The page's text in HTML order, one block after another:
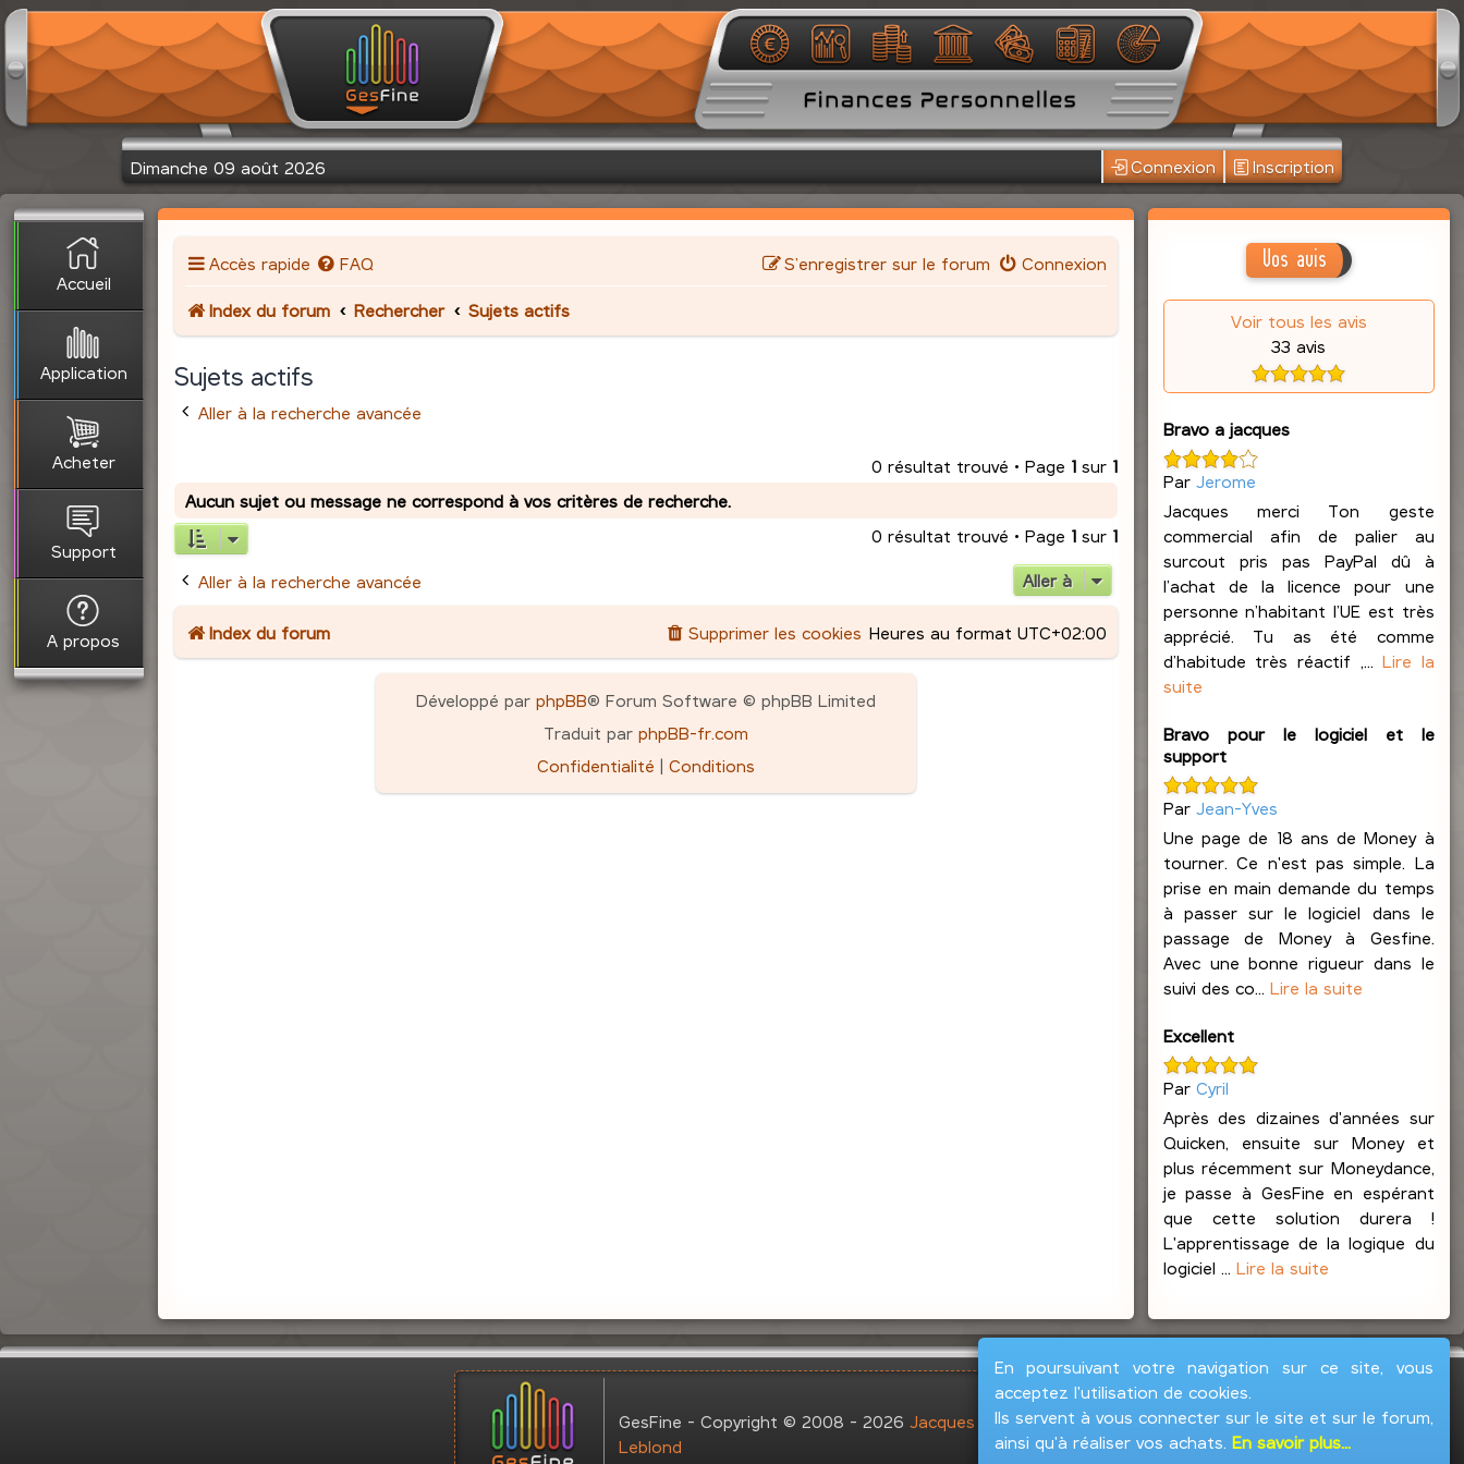
Dimanche 09 août 2026 Connexion Inscription
Accueil
Application
Acheter
Support
A propos
Accès rapide FAQ Connexion
S’enregistrer sur le forum
Index du forum Rechercher Sujets actifs
Sujets actifs
Aller à la recherche avancée
0 résultat trouvé • Page 1sur 1
Aucun sujet ou message ne correspond à vos critères de recherche.
0 résultat trouvé • Page 1sur 1
Aller à la recherche avancée Aller à
Index du forum Heures au format UTC+02:00
Supprimer les cookies
Développé par phpBB® Forum Software © phpBB Limited
Traduit par phpBB-fr.com
Confidentialité | Conditions
Vos avis
Voir tous les avis
33 avis
Bravo a jacques
Par Jerome
Jacques merci Ton geste
commercial afin de palier au
surcout pris pas PayPal dû à
l’achat de la licence pour une
personne n’habitant l’UE est très
apprécié. Tu as été comme
d’habitude très réactif ,...Lire la
suite
Bravo pour le logiciel et le
support
Par Jean-Yves
Une page de 18 ans de Money à
tourner. Ce n'est pas simple. La
prise en main demande du temps
à passer sur le logiciel dans le
passage de Money à Gesfine.
Avec une bonne rigueur dans le
suivi des co... Lire la suite
Excellent
Par Cyril
Après des dizaines d'années sur
Quicken, ensuite sur Money et
plus récemment sur Moneydance,
je passe à GesFine en espérant
que cette solution durera !
L'apprentissage de la logique du
logiciel ... Lire la suite
En poursuivant votre navigation sur ce site, vous
acceptez l'utilisation de cookies.
Ils servent à vous connecter sur le site et sur le forum,
ainsi qu'à réaliser vos achats. En savoir plus...
GesFine - Copyright © 2008 - 2026Jacques
Leblond